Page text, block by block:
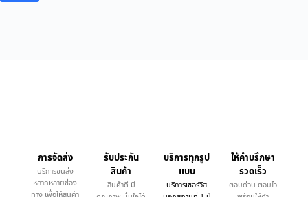
การจัดส่ง
บริการขนส่ง
หลากหลายช่อง
รับประกัน
สินค้า
สินค้าดี มี
บริการทุกรูป
แบบ
บริการเซอร์วิส
ให้คำบรึกษา
รวดเร็ว
ตอบด่วน ตอบไว